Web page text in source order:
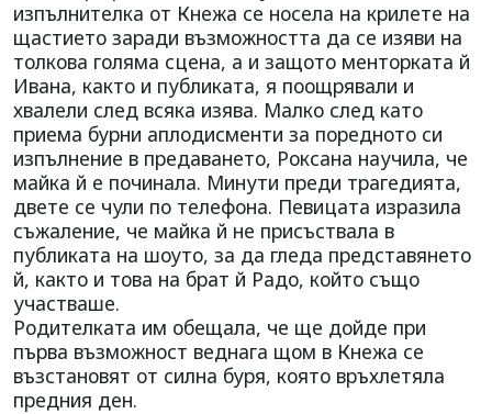
изпълнителка от Кнежа се носела на крилете на
щастието заради възможността да се изяви на
толкова голяма сцена, а и защото менторката й
Ивана, както и публиката, я поощрявали и
хвалели след всяка изява. Малко след като
приема бурни аплодисменти за поредното си
изпълнение в предаването, Роксана научила, че
майка й е починала. Минути преди трагедията,
двете се чули по телефона. Певицата изразила
съжаление, че майка й не присъствала в
публиката на шоуто, за да гледа представянето
й, както и това на брат й Радо, който също
участваше.
Родителката им обещала, че ще дойде при
първа възможност веднага щом в Кнежа се
възстановят от силна буря, която връхлетяла
предния ден.